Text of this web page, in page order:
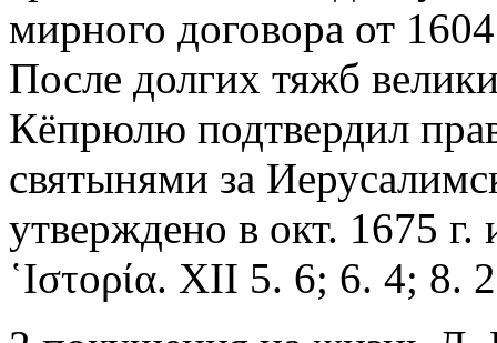
мирного договора от
После долгих тяжб
Кёпрюлю подтвердил
святынями за
утверждено в окт. 1675
῾Ιστορία. XII 5. 6; 6. 4; 8.